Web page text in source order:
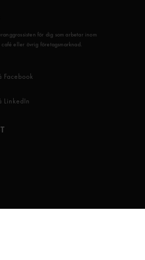
för dig som arbetar inom
eller övrig företagsmarknad.
Facebook
LinkedIn